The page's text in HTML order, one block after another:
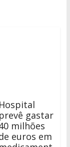
Hospital
prevê gastar
milhões
euros em